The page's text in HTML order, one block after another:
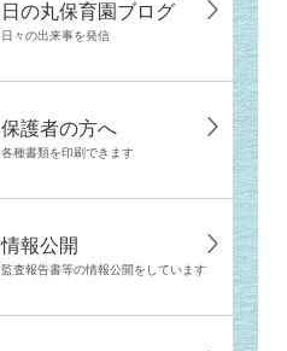
日の丸保育園ブログ
日々の出来事を発信
保護者の方へ
各種書類を印刷できます
情報公開
監査報告書等の情報公開をしています